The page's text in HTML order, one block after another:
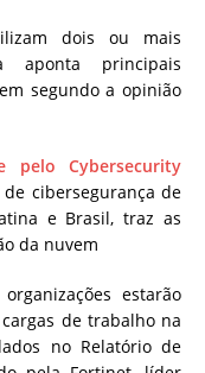
dois ou mais
aponta principais
segundo a opinião
pelo Cybersecurity
cibersegurança de
e Brasil, traz as
da nuvem
estarão
de trabalho na
no Relatório de